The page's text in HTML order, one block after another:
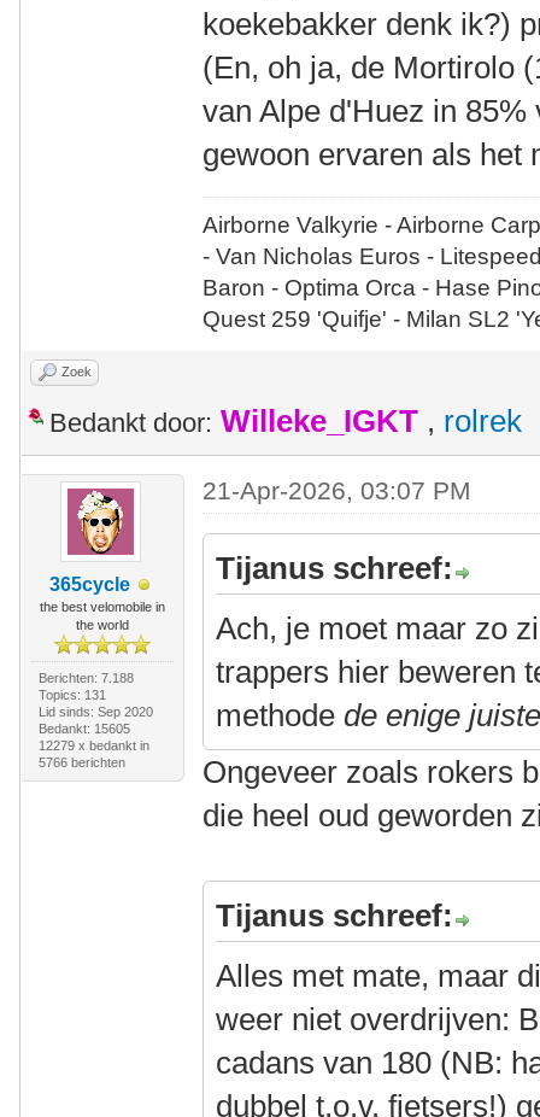
koekebakker denk ik?)
(En, oh ja, de Mortirolo
van Alpe d'Huez in
gewoon ervaren als
Airborne Valkyrie - Airborne
- Van Nicholas Euros -
Baron - Optima Orca - Hase
Quest 259 'Quifje' - Milan SL2
Zoek
Bedankt door: Willeke_IGKT , rolrek
365cycle
the best velomobile in
the world
Berichten: 7.188
Topics: 131
Lid sinds: Sep 2020
Bedankt: 15605
12279 x bedankt in
5766 berichten
21-Apr-2026, 03:07 PM
Tijanus schreef:
Ach, je moet maar zo
trappers hier beweren
methode de enige
Ongeveer zoals rokers
die heel oud geworden
Tijanus schreef:
Alles met mate, maar
weer niet overdrijven:
cadans van 180 (NB:
dubbel t.o.v. fietsers!)